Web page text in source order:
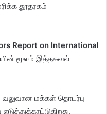
தூதரகம்
Report on International
மூலம் இத்தகவல்
வலுவான மக்கள் தொடர்பு